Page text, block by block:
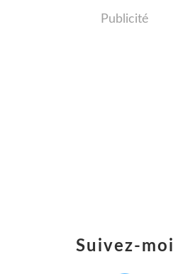
Suivez-moi
Publicité